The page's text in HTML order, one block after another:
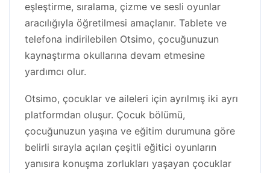
eşleştirme, sıralama, çizme ve sesli oyunlar
aracılığıyla öğretilmesi amaçlanır. Tablete ve
telefona indirilebilen Otsimo, çocuğunuzun
kaynaştırma okullarına devam etmesine
yardımcı olur.
Otsimo, çocuklar ve aileleri için ayrılmış iki ayrı
platformdan oluşur. Çocuk bölümü,
çocuğunuzun yaşına ve eğitim durumuna göre
belirli sırayla açılan çeşitli eğitici oyunların
yanısıra konuşma zorlukları yaşayan çocuklar